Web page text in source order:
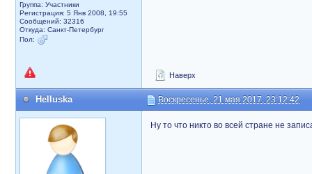
Группа: Участники
Регистрация: 5 Янв 2008, 19:55
Сообщений: 32316
Откуда: Санкт-Петербург
Пол:
Наверх
Helluska Воскресенье, 21 мая 2017, 23:12:42
Ну то что никто во всей стране не